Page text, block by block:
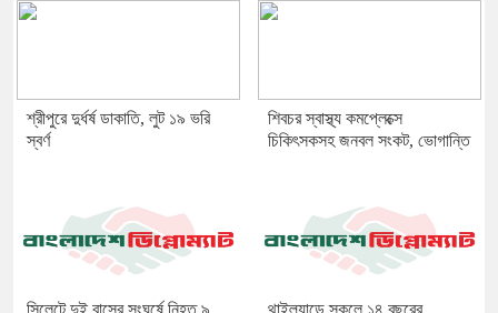
শ্রীপুরে দুর্ধর্ষ ডাকাতি, লুট ১৯ ভরি
স্বর্ণ
শিবচর স্বাস্থ্য কমপ্লেক্সে
চিকিৎসকসহ জনবল সংকট, ভোগান্তি
সিলেটে দুই বাসের সংঘর্ষে নিহত ৯ থাইল্যান্ডে স্কুলে ১৪ বছরের